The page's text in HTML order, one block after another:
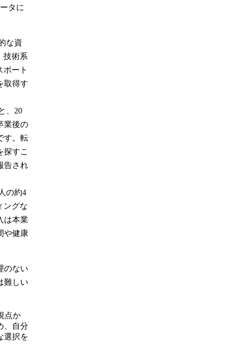
タに
な資
技術系
ート
取得す
、20
業後の
す。転
探すこ
告され
の約4
ングな
は本業
や健康
のない
難しい
点か
、自分
選択を